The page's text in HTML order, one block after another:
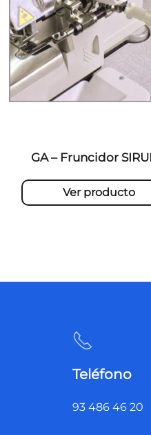
GA – Fruncidor
Ver producto
Teléfono
93 486 46 20